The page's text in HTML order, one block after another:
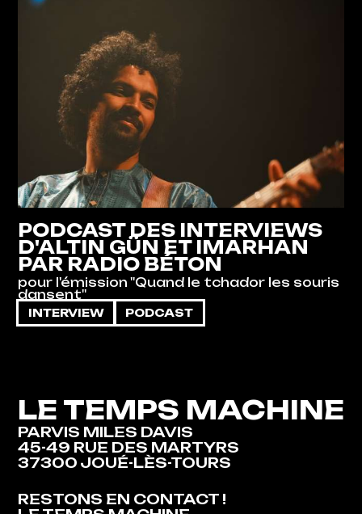
PODCAST DES INTERVIEWS
D'ALTIN GÜN ET IMARHAN
PAR RADIO BÉTON
pour l'émission "Quand le tchador les souris
dansent"
INTERVIEW PODCAST
LE TEMPS MACHINE
PARVIS MILES DAVIS
45-49 RUE DES MARTYRS
37300 JOUÉ-LÈS-TOURS
RESTONS EN CONTACT !
RESTONS EN CONTACT !